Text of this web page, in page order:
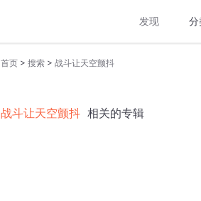
发现 分
首页 > 搜索 > 战斗让天空颤抖
战斗让天空颤抖 相关的专辑